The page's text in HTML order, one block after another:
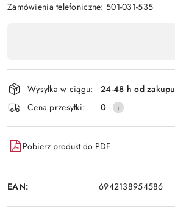
Zamówienia telefoniczne: 501-031-535
płatność
i
dostawa
Wysyłka w ciągu:
24-48 h od zakupu
Cena przesyłki:
0
Pobierz produkt do PDF
EAN: 6942138954586